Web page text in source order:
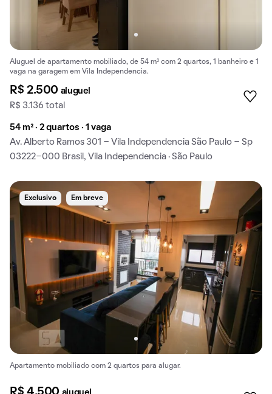
Aluguel de apartamento mobiliado, de 54 m² com 2 quartos, 1 banheiro e 1
vaga na garagem em Vila Independencia.
R$ 2.500 aluguel
R$ 3.136 total
54 m² · 2 quartos · 1 vaga
Av. Alberto Ramos 301 - Vila Independencia São Paulo - Sp
03222-000 Brasil, Vila Independencia · São Paulo
Exclusivo Em breve
Apartamento mobiliado com 2 quartos para alugar.